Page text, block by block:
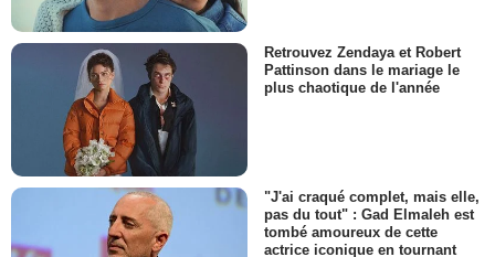
Retrouvez Zendaya et Robert
Pattinson dans le mariage le
plus chaotique de l'année
"J'ai craqué complet, mais elle,
pas du tout" : Gad Elmaleh est
tombé amoureux de cette
actrice iconique en tournant